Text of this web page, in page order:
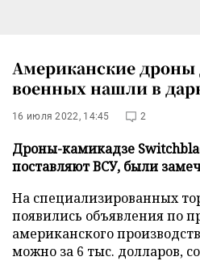
Американские дроны
военных нашли в
16 июля 2022, 14:45 2
Дроны-камикадзе
поставляют ВСУ, были
На специализированных
появились объявления по
американского
можно за 6 тыс. долларов,